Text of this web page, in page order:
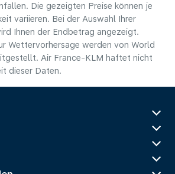
Die gezeigten Preise können je
variieren. Bei der Auswahl Ihrer
Ihnen der Endbetrag angezeigt.
Wettervorhersage werden von World
Air France-KLM haftet nicht
dieser Daten.